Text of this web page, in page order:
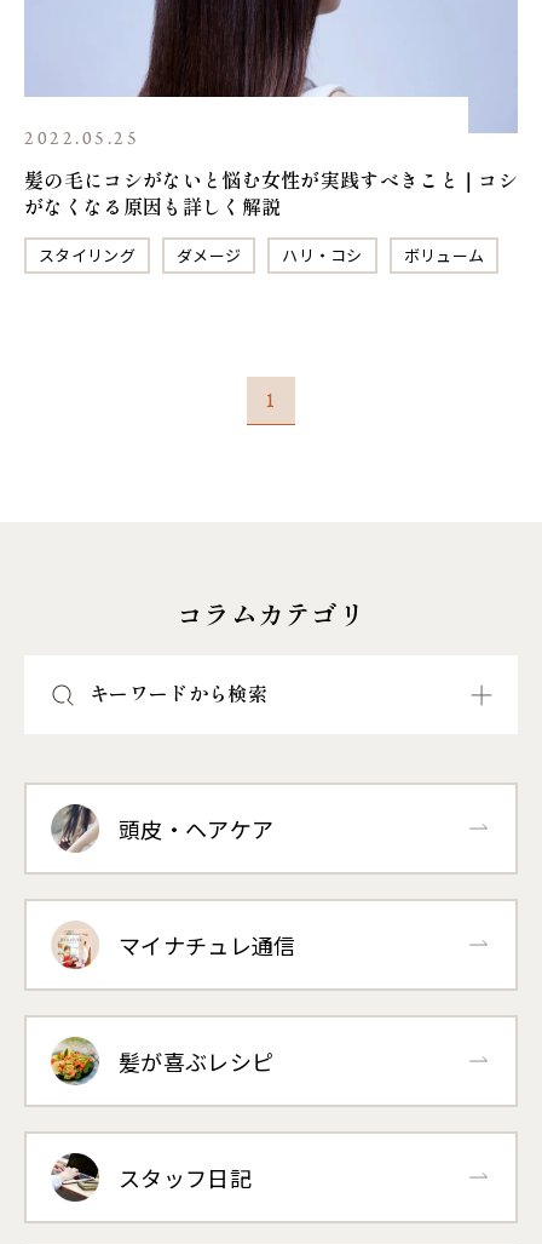
2022.05.25
髪の毛にコシがないと悩む女性が実践すべきこと｜コシ
がなくなる原因も詳しく解説
スタイリング ダメージ ハリ・コシ ボリューム
1
コラムカテゴリ
キーワードから検索
頭皮・ヘアケア
マイナチュレ通信
髪が喜ぶレシピ
スタッフ日記